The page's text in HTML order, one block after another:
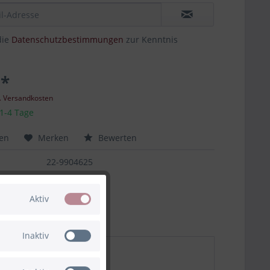
Datenschutzbestimmungen zur Kenntnis
Versandkosten
4 Tage
Merken Bewerten
22-9904625
Aktiv
Inaktiv